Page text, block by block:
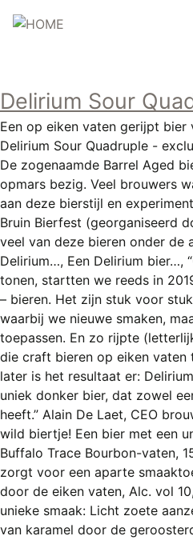
en
gaan
Topmenu
PERS/
LINKS
Hoofdnavigatie
BLOG
Delirium Sour
Een op eiken vaten gerijpt bier
Delirium Sour Quadruple -
De zogenaamde Barrel Aged
opmars bezig. Veel brouwers
aan deze bierstijl en
Bruin Bierfest (georganiseerd
veel van deze bieren onder de
Delirium…, Een Delirium bier…,
tonen, startten we reeds in
– bieren. Het zijn stuk voor
waarbij we nieuwe smaken,
toepassen. En zo rijpte
die craft bieren op eiken vaten
later is het resultaat er:
uniek donker bier, dat zowel
heeft.” Alain De Laet, CEO
wild biertje! Een bier met een
Buffalo Trace Bourbon-vaten,
zorgt voor een aparte
door de eiken vaten, Alc. vol
unieke smaak: Licht zoete
van karamel door de